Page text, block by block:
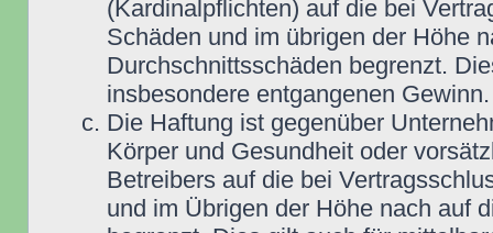
(Kardinalpflichten) auf die bei
Schäden und im übrigen der Höhe
Durchschnittsschäden begrenzt.
insbesondere entgangenen Gewinn.
Die Haftung ist gegenüber
Körper und Gesundheit oder
Betreibers auf die bei
und im Übrigen der Höhe nach auf